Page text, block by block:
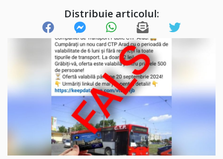
Distribuie articolul: